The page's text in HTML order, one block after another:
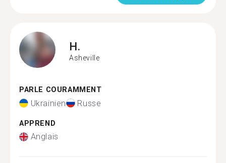
H.
Asheville
PARLE COURAMMENT
Ukrainien Russe
APPREND
Anglais